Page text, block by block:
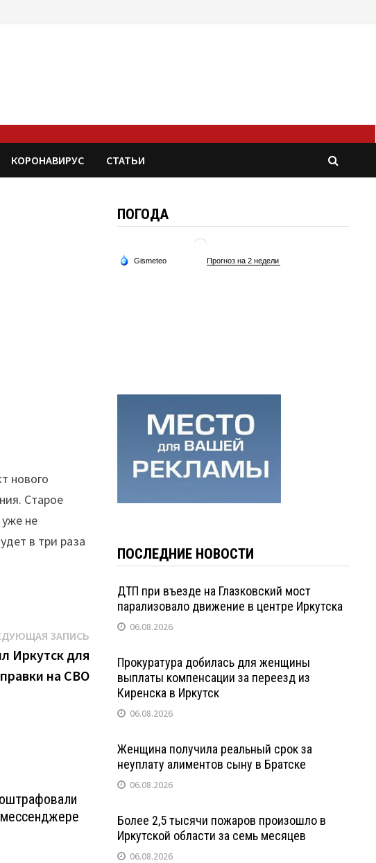
КОРОНАВИРУС СТАТЬИ
нового
Старое
не
в три раза
ЗАПИСЬСледующая
запись:
Иркутск для
на СВО
ПОГОДА
ПОСЛЕДНИЕ НОВОСТИ
ДТП при въезде на Глазковский мост
парализовало движение в центре Иркутска
06.08.2026
Прокуратура добилась для женщины
выплаты компенсации за переезд из
Киренска в Иркутск
06.08.2026
Женщина получила реальный срок за
неуплату алиментов сыну в Братске
06.08.2026
Более 2,5 тысячи пожаров произошло в
Иркутской области за семь месяцев
06.08.2026